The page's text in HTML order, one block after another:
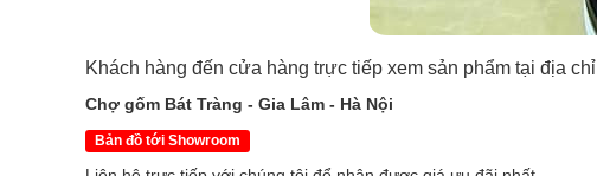
Khách hàng đến cửa hàng trực tiếp xem sản phẩm tại địa chỉ
Chợ gốm Bát Tràng - Gia Lâm - Hà Nội
Bản đồ tới Showroom